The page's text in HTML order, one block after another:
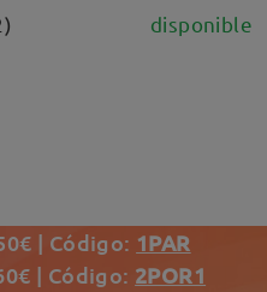
disponible
| Código: 1PAR
| Código: 2POR1